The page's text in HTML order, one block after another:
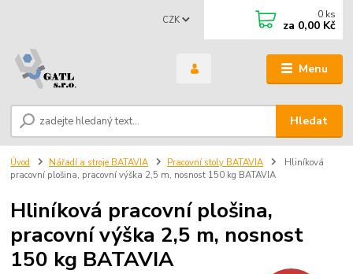
Menu
CZK
Hledat
0 ks
za 0,00 Kč
Úvod Nářadí a stroje BATAVIA Pracovní stoly BATAVIA
Hliníková
pracovní plošina, pracovní výška 2,5 m, nosnost 150 kg BATAVIA
Hliníková pracovní plošina,
pracovní výška 2,5 m, nosnost
150 kg BATAVIA